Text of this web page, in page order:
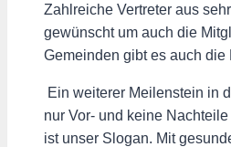
Zahlreiche Vertreter aus
gewünscht um auch die
Gemeinden gibt es auch
Ein weiterer Meilenstein in
nur Vor- und keine
ist unser Slogan. Mit